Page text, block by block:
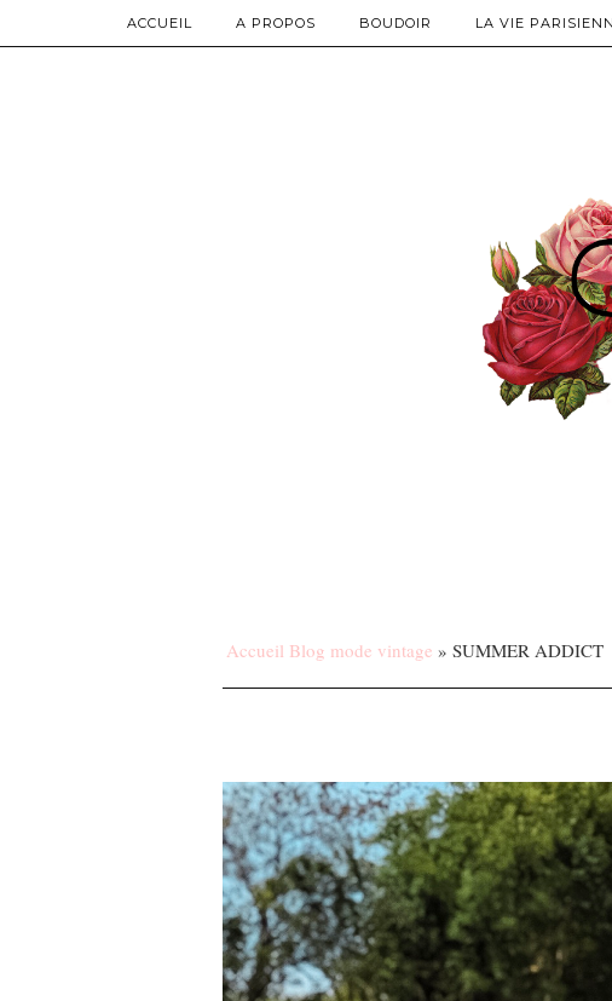
ACCUEIL A PROPOS BOUDOIR LA VIE
Accueil Blog mode vintage » SUMMER ADDICT